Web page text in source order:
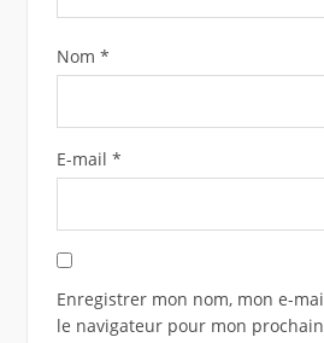
Nom *
E-mail *
Enregistrer mon nom, mon e-
le navigateur pour mon